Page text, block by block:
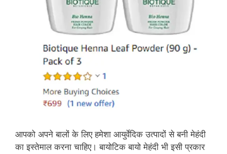
आपको अपने बालों के लिए हमेशा आयुर्वेदिक उत्पादों से बनी मेहंदी
का इस्‍तेमाल करना चाहिए। बायोटिक बायो मेहंदी भी इसी प्रकार